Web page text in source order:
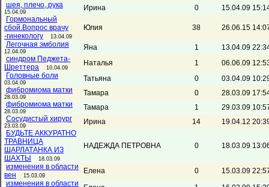
шея, плечо, рука
15.04.09 Ирина 0
15.04.09
Гормональный
сбой.Вопрос врачу
-гинекологу
13.04.09
Юлия 38
26.06.15
Легочная эмболия
12.04.09 Яна 1
13.04.09
синдром Педжета-
Шреттера
10.04.09
Наталья 1
06.06.09
Головные боли
03.04.09 Татьяна 0
03.04.09
фибромиома матки
28.03.09 Тамара 0
28.03.09
фибромиома матки
28.03.09 Тамара 1
29.03.09
Сосудистый хирург
23.03.09 Ирина 14
19.04.12
БУДЬТЕ АККУРАТНО
ТРАВНИЦА
ШАРЛАТАНКА ИЗ
ШАХТЫ
18.03.09
НАДЕЖДА ПЕТРОВНА 0 18.03.09
изменения в области
вен
15.03.09
Елена 0
15.03.09
изменения в области